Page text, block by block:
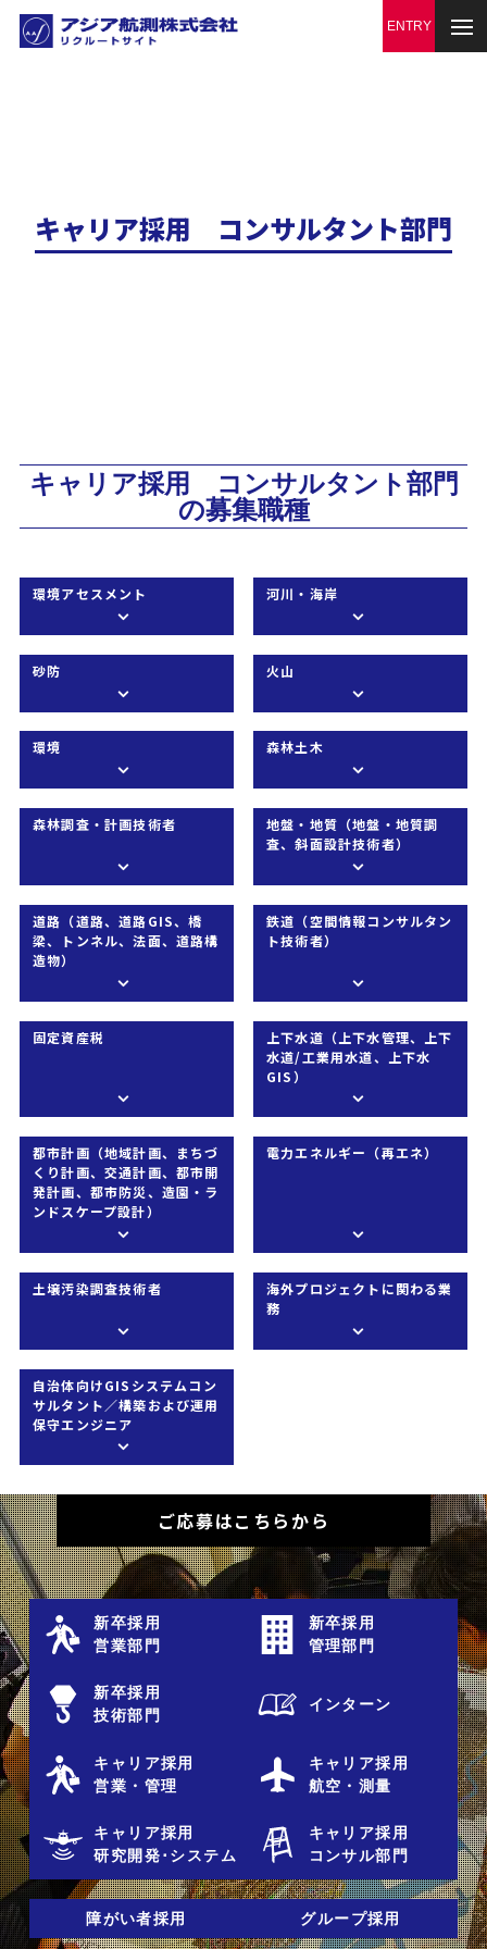
キャリア採用 コンサルタント部門
キャリア採用 コンサルタント部門
の募集職種
環境アセスメント 河川・海岸
砂防 火山
環境 森林土木
森林調査・計画技術者
地盤・地質（地盤・地質調
査、斜面設計技術者）
道路（道路、道路GIS、橋
梁、トンネル、法面、道路構
造物）
鉄道（空間情報コンサルタン
ト技術者）
固定資産税
上下水道（上下水管理、上下
水道/工業用水道、上下水
GIS）
都市計画（地域計画、まちづ
くり計画、交通計画、都市開
発計画、都市防災、造園・ラ
ンドスケープ設計）
電力エネルギー（再エネ）
土壌汚染調査技術者
海外プロジェクトに関わる業
務
自治体向けGISシステムコン
サルタント／構築および運用
保守エンジニア
ご応募はこちらから
新卒採用
営業部門
新卒採用
管理部門
新卒採用
技術部門
インターン
キャリア採用
営業・管理
キャリア採用
航空・測量
キャリア採用
研究開発･システム
キャリア採用
コンサル部門
障がい者採用 グループ採用